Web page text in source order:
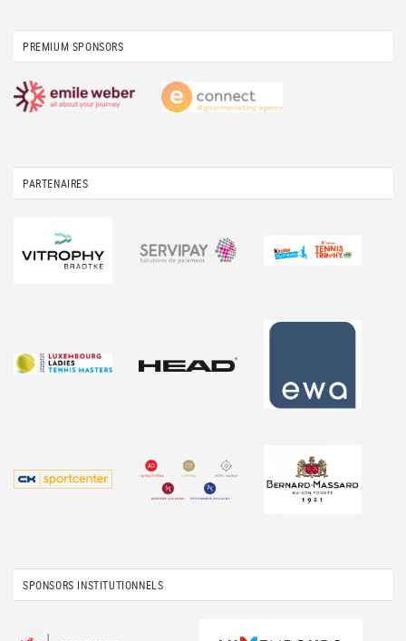
PREMIUM SPONSORS
PARTENAIRES
SPONSORS INSTITUTIONNELS